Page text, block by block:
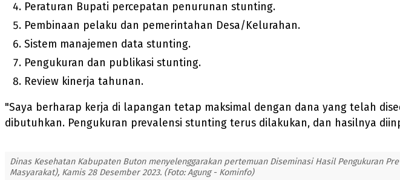
Peraturan Bupati percepatan penurunan stunting.
Pembinaan pelaku dan pemerintahan Desa/Kelurahan.
Sistem manajemen data stunting.
Pengukuran dan publikasi stunting.
Review kinerja tahunan.
"Saya berharap kerja di lapangan tetap maksimal dengan dana yang telah
dibutuhkan. Pengukuran prevalensi stunting terus dilakukan, dan hasilnya
Dinas Kesehatan Kabupaten Buton menyelenggarakan pertemuan Diseminasi Hasil Pengukuran
Masyarakat), Kamis 28 Desember 2023. (Foto: Agung - Kominfo)